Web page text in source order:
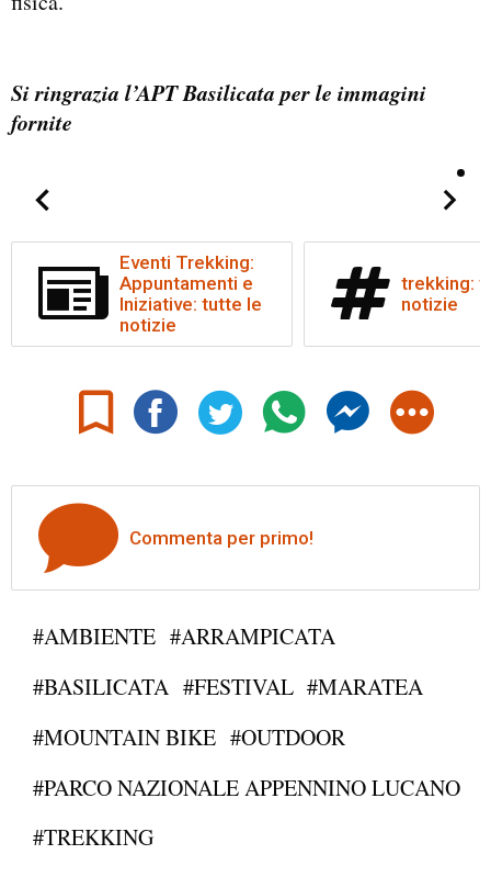
Si ringrazia l’APT Basilicata per le immagini
fornite
Eventi Trekking:
Appuntamenti e
Iniziative: tutte le
notizie
trekking:
notizie
Commenta per primo!
#AMBIENTE #ARRAMPICATA
#BASILICATA #FESTIVAL #MARATEA
#MOUNTAIN BIKE #OUTDOOR
#PARCO NAZIONALE APPENNINO LUCANO
#TREKKING